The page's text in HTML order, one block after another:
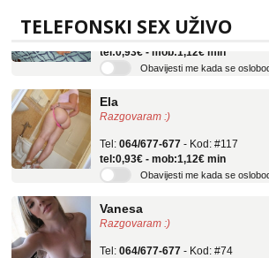
TELEFONSKI SEX UŽIVO
Tel:064/677-677 - Kod: #136
tel:0,93€ - mob:1,12€ min
Obavijesti me kada se oslobodi
Razgovaram :)
tel:0,93€ - mob:1,12€ min
Obavijesti me kada se oslobodi
Razgovaram :)
tel:0,93€ - mob:1,12€ min